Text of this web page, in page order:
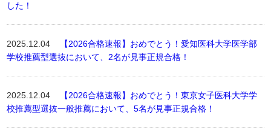
した！
2025.12.04
【2026合格速報】おめでとう！愛知医科大学医学部
学校推薦型選抜において、2名が見事正規合格！
2025.12.04
【2026合格速報】おめでとう！東京女子医科大学学
校推薦型選抜一般推薦において、5名が見事正規合格！